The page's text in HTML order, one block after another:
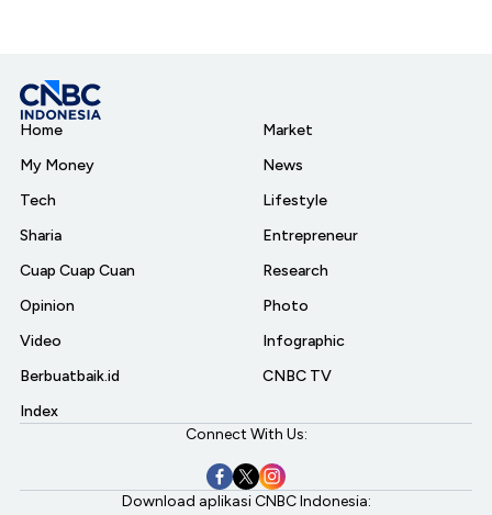
Home
My Money
Tech
Sharia
Cuap Cuap Cuan
Opinion
Video
Berbuatbaik.id
Index
Market
News
Lifestyle
Entrepreneur
Research
Photo
Infographic
CNBC TV
Connect With Us:
Download aplikasi CNBC Indonesia: